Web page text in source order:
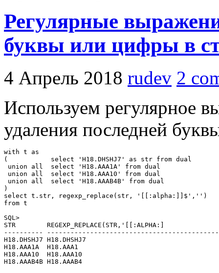
Регулярные
буквы или цифры в
4 Апрель 2018 rudev 2
Используем регулярное
удаления последней
with t as
(           select 'H18.DHSHJ7' as str from dual
union all  select 'H18.AAA1A' from dual
union all  select 'H18.AAA10' from dual
union all  select 'H18.AAAB4B' from dual
)
select t.str, regexp_replace(str, '[[:alpha:]]$','')
from t
SQL>
STR        REGEXP_REPLACE(STR,'[[:ALPHA:]
----------
H18.DHSHJ7 H18.DHSHJ7
H18.AAA1A  H18.AAA1
H18.AAA10  H18.AAA10